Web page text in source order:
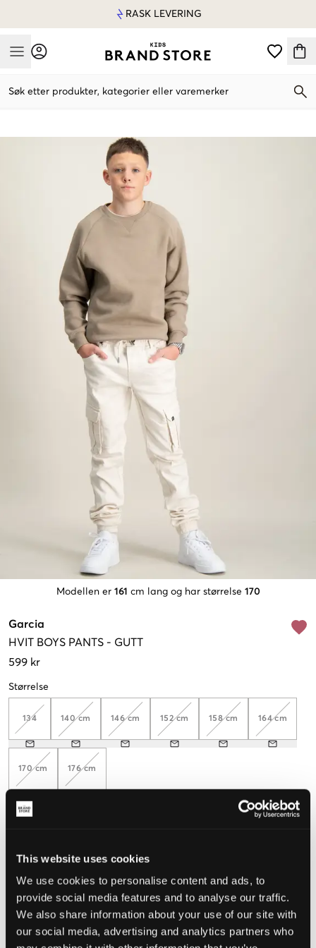
This website uses cookies
We use cookies to personalise content and ads, to
provide social media features and to analyse our traffic.
We also share information about your use of our site with
our social media, advertising and analytics partners who
RASK LEVERING
Mobile Menu
Søk etter produkter, kategorier eller varemerker
Modellen er 161 cm lang og har størrelse 170
Garcia
HVIT BOYS PANTS - GUTT
599 kr
Størrelse
134 140 cm 146 cm 152 cm 158 cm 164 cm
170 cm 176 cm
Liten Riktig
VELG EN STØRRELSE